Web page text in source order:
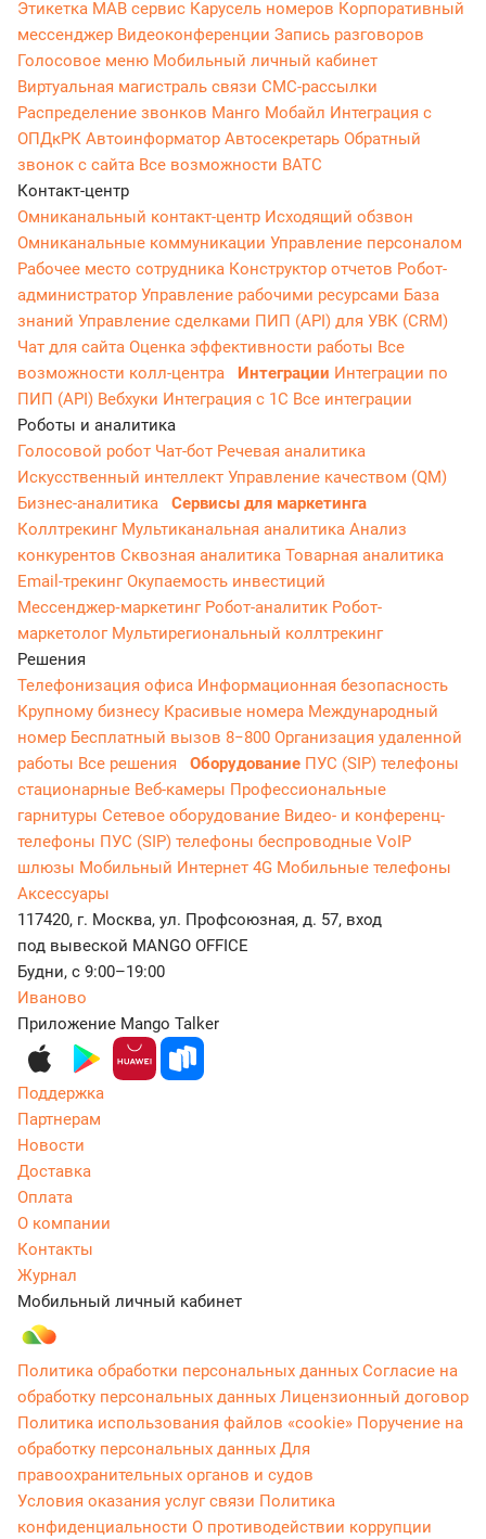
Этикетка МАВ сервис Карусель номеров Корпоративный
мессенджер Видеоконференции Запись разговоров
Голосовое меню Мобильный личный кабинет
Виртуальная магистраль связи СМС-рассылки
Распределение звонков Манго Мобайл Интеграция с
ОПДкРК Автоинформатор Автосекретарь Обратный
звонок с сайта Все возможности ВАТС
Контакт-центр
Омниканальный контакт-центр Исходящий обзвон
Омниканальные коммуникации Управление персоналом
Рабочее место сотрудника Конструктор отчетов Робот-
администратор Управление рабочими ресурсами База
знаний Управление сделками ПИП (API) для УВК (CRM)
Чат для сайта Оценка эффективности работы Все
возможности колл-центра
Интеграции Интеграции по
ПИП (API) Вебхуки Интеграция с 1С Все интеграции
Роботы и аналитика
Голосовой робот Чат-бот Речевая аналитика
Искусственный интеллект Управление качеством (QM)
Бизнес-аналитика
Сервисы для маркетинга
Коллтрекинг Мультиканальная аналитика Анализ
конкурентов Сквозная аналитика Товарная аналитика
Email-трекингОкупаемость инвестиций
Мессенджер‑маркетинг Робот-аналитик Робот-
маркетолог Мультирегиональный коллтрекинг
Решения
Телефонизация офиса Информационная безопасность
Крупному бизнесу Красивые номера Международный
номер Бесплатный вызов 8−800 Организация удаленной
работы Все решения Оборудование ПУС (SIP) телефоны
стационарные Веб-камеры Профессиональные
гарнитуры Сетевое оборудование Видео- и конференц-
телефоны ПУС (SIP) телефоны беспроводные VoIP
шлюзы Мобильный Интернет 4G Мобильные телефоны
Аксессуары
117420, г. Москва, ул. Профсоюзная, д. 57, вход
под вывеской MANGO OFFICE
Будни, с 9:00–19:00
Иваново
Приложение Mango Talker
Поддержка
Партнерам
Новости
Доставка
Оплата
О компании
Контакты
Журнал
Мобильный личный кабинет
Политика обработки персональных данных Согласие на
обработку персональных данных Лицензионный договор
Политика использования файлов «cookie» Поручение на
обработку персональных данных Для
правоохранительных органов и судов
Условия оказания услуг связи Политика
конфиденциальности О противодействии коррупции